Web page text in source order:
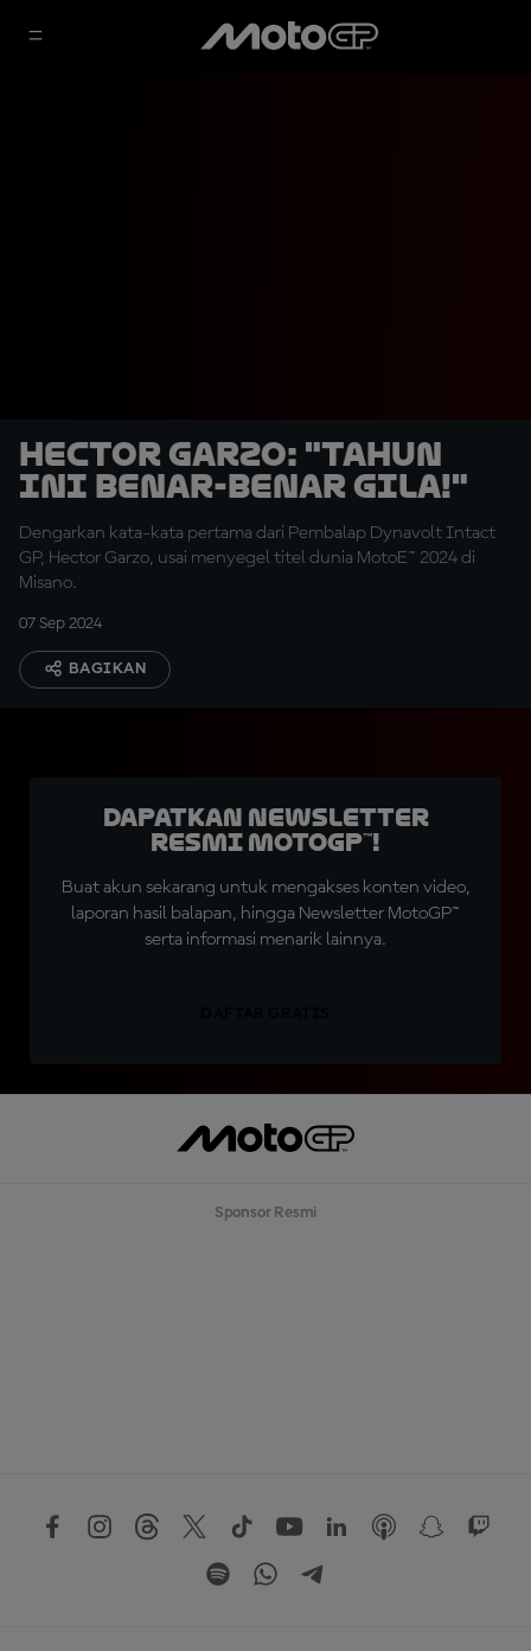
Hector Garzo: "Tahun
Ini Benar-benar Gila!"
Dengarkan kata-kata pertama dari Pembalap Dynavolt Intact
GP, Hector Garzo, usai menyegel titel dunia MotoE™ 2024 di
Misano.
07 Sep 2024
BAGIKAN
Dapatkan Newsletter
Resmi MotoGP™!
Buat akun sekarang untuk mengakses konten video,
laporan hasil balapan, hingga Newsletter MotoGP™
serta informasi menarik lainnya.
Sponsor Resmi